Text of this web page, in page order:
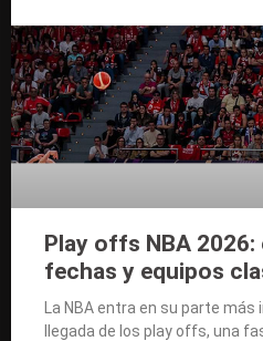
Play offs NBA
fechas y equipos
La NBA entra en su parte
llegada de los play offs, una